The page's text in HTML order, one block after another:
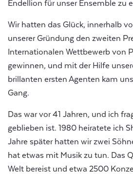
Endellion für unser Ensemble zu
Wir hatten das Glück, innerhalb
unserer Gründung den zweiten
Internationalen Wettbewerb von
gewinnen, und mit der Hilfe
brillanten ersten Agenten kam
Gang.
Das war vor 41 Jahren, und ich
geblieben ist. 1980 heiratete ich
Jahre später hatten wir zwei
hat etwas mit Musik zu tun. Das
Welt bereist und etwa 2500